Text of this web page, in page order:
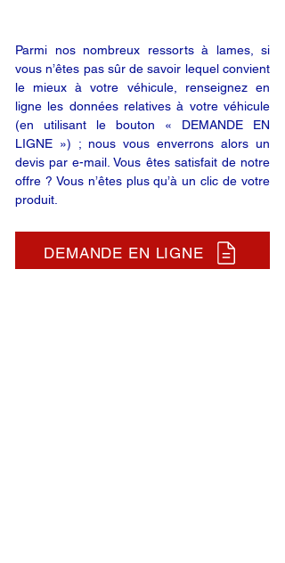
Parmi nos nombreux ressorts à lames, si
vous n’êtes pas sûr de savoir lequel convient
le mieux à votre véhicule, renseignez en
ligne les données relatives à votre véhicule
(en utilisant le bouton « DEMANDE EN
LIGNE ») ; nous vous enverrons alors un
devis par e-mail. Vous êtes satisfait de notre
offre ? Vous n’êtes plus qu’à un clic de votre
produit.
DEMANDE EN LIGNE